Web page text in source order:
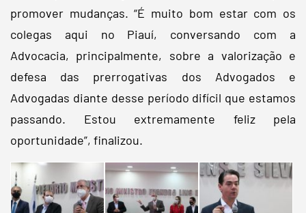
promover mudanças. “É muito bom estar com os
colegas aqui no Piauí, conversando com a
Advocacia, principalmente, sobre a valorização e
defesa das prerrogativas dos Advogados e
Advogadas diante desse período difícil que estamos
passando. Estou extremamente feliz pela
oportunidade”, finalizou.